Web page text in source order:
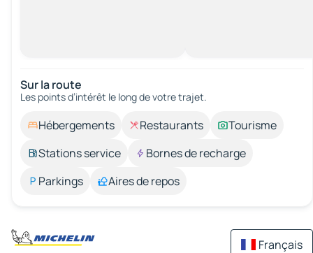
Sur la route
Les points d’intérêt le long de votre trajet.
Hébergements Restaurants
Tourisme
Stations service
Bornes de recharge
Parkings
Aires de repos
Français